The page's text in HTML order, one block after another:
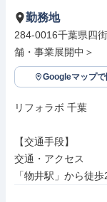
勤務地
284-0016千葉県四
舗・事業展開中＞
Googleマップで
リフォラボ 千葉
【交通手段】
交通・アクセス
「物井駅」から徒